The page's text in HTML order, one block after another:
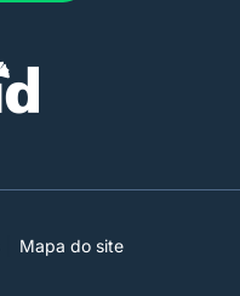
Mapa do site